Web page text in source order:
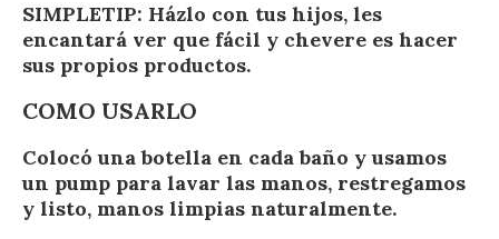
SIMPLETIP: Házlo con tus hijos, les
encantará ver que fácil y chevere es hacer
sus propios productos.
COMO USARLO
Colocó una botella en cada baño y usamos
un pump para lavar las manos, restregamos
y listo, manos limpias naturalmente.